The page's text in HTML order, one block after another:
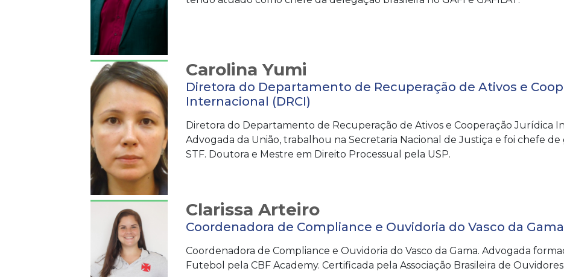
Carolina Yumi
Diretora do Departamento de Recuperação de Ativos e
Internacional (DRCI)
Diretora do Departamento de Recuperação de Ativos e Cooperação Jurídica
Advogada da União, trabalhou na Secretaria Nacional de Justiça e foi chefe
STF. Doutora e Mestre em Direito Processual pela USP.
Clarissa Arteiro
Coordenadora de Compliance e Ouvidoria do Vasco da Gama
Coordenadora de Compliance e Ouvidoria do Vasco da Gama. Advogada
Futebol pela CBF Academy. Certificada pela Associação Brasileira de Ouvidores.